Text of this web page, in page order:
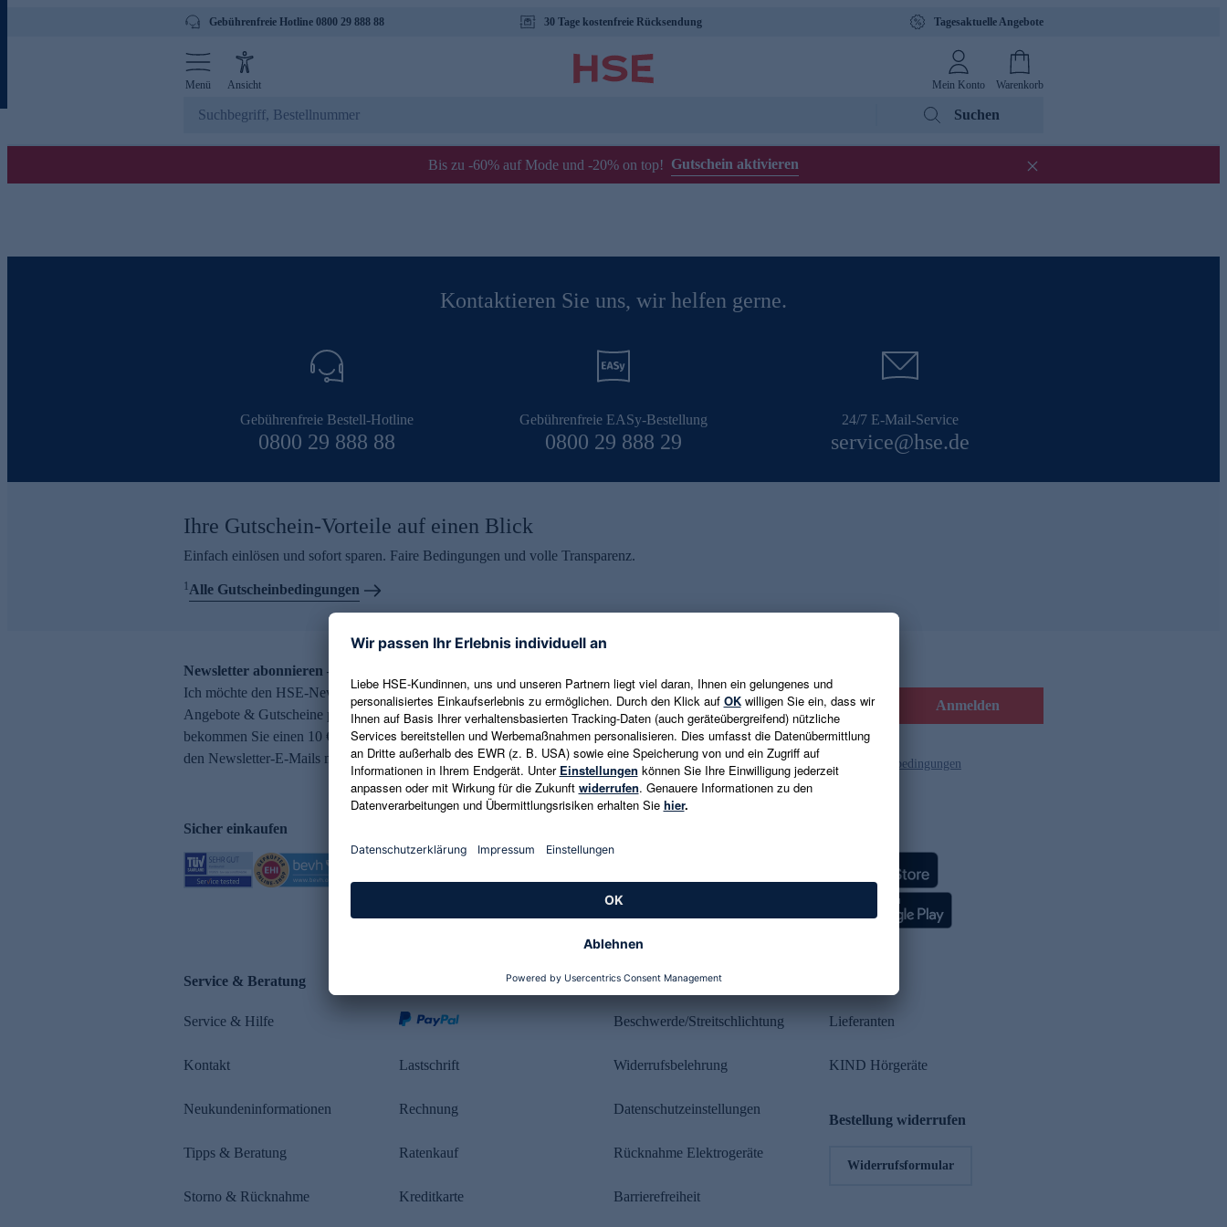
Gebührenfreie Hotline 0800 29 888 88 30 Tage kostenfreie Rücksendung Tagesaktuelle Angebote
Menü Ansicht Mein Konto Warenkorb
Suchen
Bis zu -60% auf Mode und -20% on top! Gutschein aktivieren
Kontaktieren Sie uns, wir helfen gerne.
Gebührenfreie Bestell-Hotline
0800 29 888 88
Gebührenfreie EASy-Bestellung
0800 29 888 29
24/7 E-Mail-Service
service@hse.de
Ihre Gutschein-Vorteile auf einen Blick
Einfach einlösen und sofort sparen. Faire Bedingungen und volle Transparenz.
1Alle Gutscheinbedingungen
Newsletter abonnieren – 10 € Gutschein erhalten
Ich möchte den HSE-Newsletter abonnieren und aktuelle Trends,
Angebote & Gutscheine per E-Mail erhalten. Als Dankeschön
bekommen Sie einen 10 € Gutschein. Eine Abmeldung ist jederzeit in
den Newsletter-E-Mails möglich.
E-Mail-Adresse eingeben Anmelden
Es gelten die Datenschutzrichtlinien und die Gutscheinbedingungen
Sicher einkaufen
Service & Beratung
Service & Hilfe
Kontakt
Neukundeninformationen
Tipps & Beratung
Storno & Rücknahme
Lastschrift
Rechnung
Ratenkauf
Kreditkarte
Rechtliches
Beschwerde/Streitschlichtung
Widerrufsbelehrung
Datenschutzeinstellungen
Rücknahme Elektrogeräte
Barrierefreiheit
Lieferanten
KIND Hörgeräte
Bestellung widerrufen
Widerrufsformular